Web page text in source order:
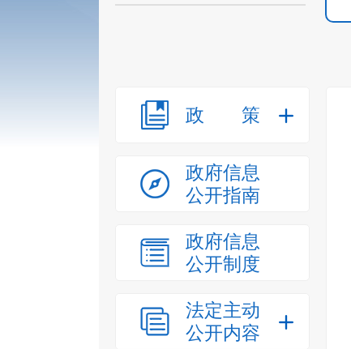
政策
政府信息
公开指南
政府信息
公开制度
法定主动
公开内容